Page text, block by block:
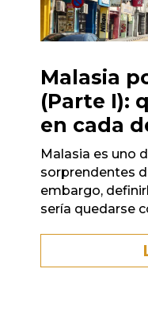
Malasia
(Parte I):
en cada
Malasia es uno
sorprendentes
embargo,
sería quedarse